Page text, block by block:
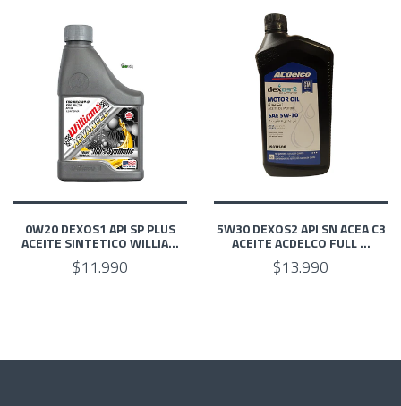
0W20 DEXOS1 API SP PLUS
ACEITE SINTETICO WILLIA...
$11.990
5W30 DEXOS2 API SN ACEA C3
ACEITE ACDELCO FULL ...
$13.990